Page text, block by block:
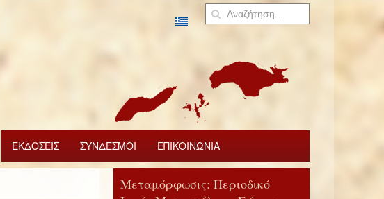
ΕΚΔΟΣΕΙΣ ΣΥΝΔΕΣΜΟΙ ΕΠΙΚΟΙΝΩΝΙΑ
Μεταμόρφωσις: Περιοδικό